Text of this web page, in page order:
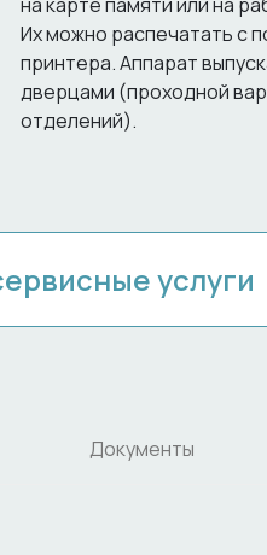
Их можно распечатать с
принтера. Аппарат
дверцами (проходной
отделений).
услуги
Документы